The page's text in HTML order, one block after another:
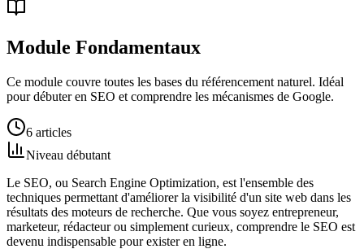
Module Fondamentaux
Ce module couvre toutes les bases du référencement naturel. Idéal
pour débuter en SEO et comprendre les mécanismes de Google.
6 articles
Niveau débutant
Le SEO, ou Search Engine Optimization, est l'ensemble des
techniques permettant d'améliorer la visibilité d'un site web dans les
résultats des moteurs de recherche. Que vous soyez entrepreneur,
marketeur, rédacteur ou simplement curieux, comprendre le SEO est
devenu indispensable pour exister en ligne.